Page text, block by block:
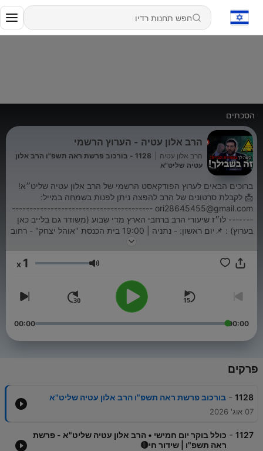
הסכתים
הרב אלון עטיה - הערוץ הרשמי
הרב אלון עטיה
1128 - בורכוב פרשת ראה תשפ"ו הרב אלון
עטיה שליט"א
ברוכים הבאים לערוץ הפודקאסט הרשמי של הרב אלון עטיה שליט״א!
📩 לקבלת סרטונים של הרב להפצה ניתן לפנות בשמחה במייל:
ori28645455@gmail.com ----------------------------------------
------- לו״ז שיעורי הרב ברחבי הארץ מדי שבוע (משודר גם בלייב כאן
בערוץ) : 📌יום ראשון: - נתניה | 19:00 בית הכנסת "אוהל יצחק" - רחוב
בית הכנסת "אברהם אבינו" - רחוב הרב עוזיאל 7 - פסגת זאב | 20:00
[שידור חוזר 03-6171068 שלוחה 50] 📌יום חמישי: - ירושלים |
ירושלים | 20:15 בית הכנסת "בורכוב" חזון יעקב רחוב - רחובות
בן-נון 20 (ליל שישי עד הנץ החמה) 📌שבת: - גבעת זאב | 12:30 בית
עוצמת שמע 1
00:00
00:00
פרקים
1128
- בורכוב פרשת ראה תשפ"ו הרב אלון עטיה שליט"א
07 אוג' 2026
1127
- כולל בוקר יום חמישי • הרב אלון עטיה שליט"א - פרשת
ראה תשפ"ו | שידור חי🔴